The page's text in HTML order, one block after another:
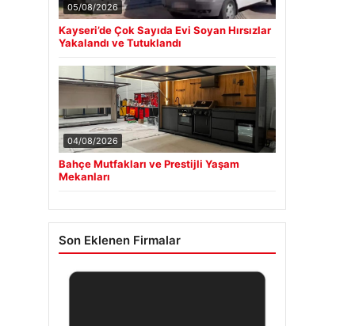
05/08/2026
Kayseri’de Çok Sayıda Evi Soyan Hırsızlar
Yakalandı ve Tutuklandı
04/08/2026
Bahçe Mutfakları ve Prestijli Yaşam
Mekanları
Son Eklenen Firmalar